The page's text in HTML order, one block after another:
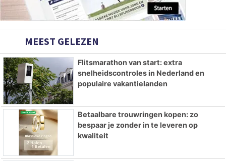
MEEST GELEZEN
Flitsmarathon van start: extra
snelheidscontroles in Nederland en
populaire vakantielanden
Betaalbare trouwringen kopen: zo
bespaar je zonder in te leveren op
kwaliteit